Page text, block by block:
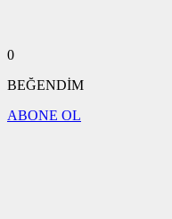
0
BEĞENDİM
ABONE OL